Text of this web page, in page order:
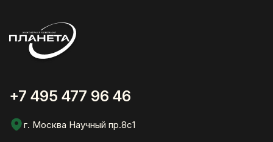
+7 495 477 96 46
г. Москва Научный пр.8с1